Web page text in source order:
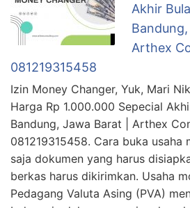
Akhir
Bandung,
Arthex
081219315458
Izin Money Changer, Yuk, Mari
Harga Rp 1.000.000 Sepecial
Bandung, Jawa Barat | Arthex
081219315458. Cara buka usaha
saja dokumen yang harus
berkas harus dikirimkan. Usaha
Pedagang Valuta Asing (PVA)